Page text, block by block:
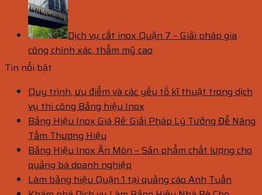
Dịch vụ cắt inox Quận 7 – Giải pháp gia
công chính xác, thẩm mỹ cao
Tin nổi bật
Quy trình, ưu điểm và các yếu tố kĩ thuật trong dịch
vụ thi công Bảng hiệu Inox
Bảng Hiệu Inox Giá Rẻ: Giải Pháp Lý Tưởng Để Nâng
Tầm Thương Hiệu
Bảng Hiệu Inox Ăn Mòn – Sản phẩm chất lượng cho
quảng bá doanh nghiệp
Làm bảng hiệu Quận 1 tại quảng cáo Anh Tuấn